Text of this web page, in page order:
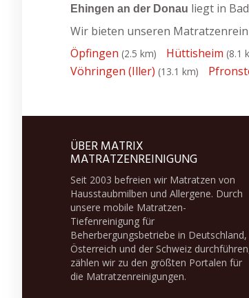
Ehingen an der Donau liegt in
Wir bieten unseren
Öpfingen (2.5 km) Hüttisheim (8.1
Vöhringen (Iller) (13.1 km)
ÜBER MATRIX
MATRATZENREINIGUNG
Seit 2003 befreien wir Matratzen von
Hausstaubmilben und Allergene. Durch
unsere mobile Matratzen-
Tiefenreinigung für
Beherbergungsbetriebe in Deutschland,
Österreich und der Schweiz
zählen wir zu den größten Portalen für
die Matratzenreinigungen.